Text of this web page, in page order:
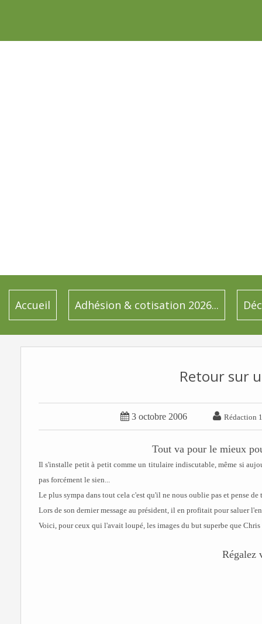
Accueil Adhésion & cotisation 2026...
Retour sur
 3 octobre 2006  Rédaction
Tout va pour le mieux
Il s'installe petit à petit comme un titulaire indiscutable, même si
pas forcément le sien...
Le plus sympa dans tout cela c'est qu'il ne nous oublie pas et pense
Lors de son dernier message au président, il en profitait pour saluer
Voici, pour ceux qui l'avait loupé, les images du but superbe que
Régalez